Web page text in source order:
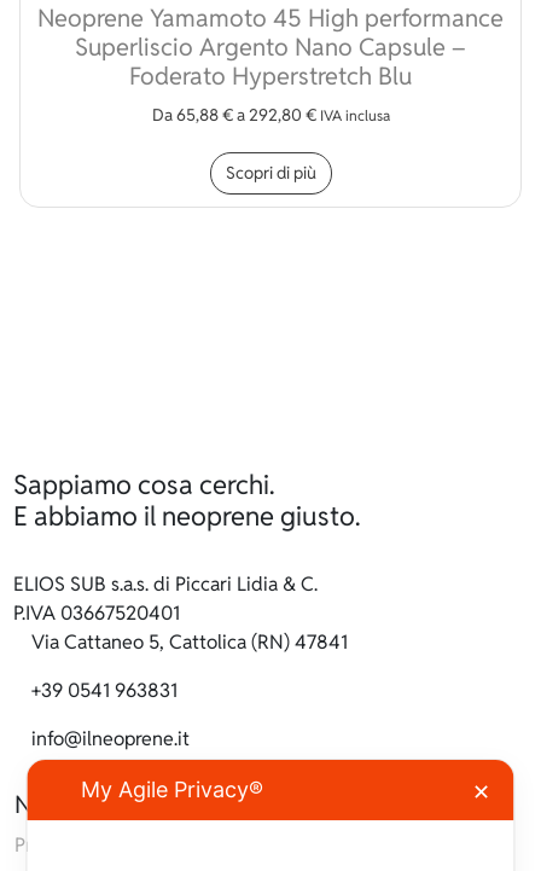
Neoprene Yamamoto 45 High performance
Superliscio Argento Nano Capsule –
Foderato Hyperstretch Blu
Da65,88€a292,80 € IVA inclusa
Scopri di più
Sappiamo cosa cerchi.
E abbiamo il neoprene giusto.
ELIOS SUB s.a.s. di Piccari Lidia & C.
P.IVA 03667520401
Via Cattaneo 5, Cattolica (RN) 47841
+39 0541 963831
info@ilneoprene.it
Navigazione
Prodotti
My Agile Privacy® ✕